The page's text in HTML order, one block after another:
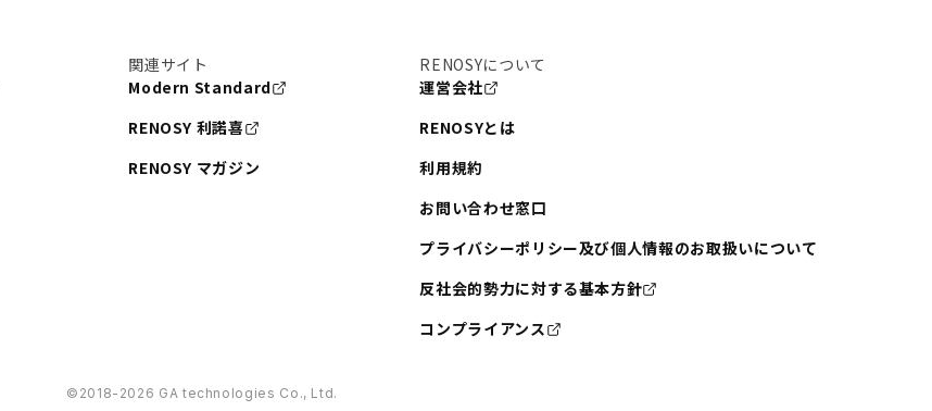
関連サイト
Modern Standard
RENOSY 利諾喜
RENOSY マガジン
RENOSYについて
運営会社
RENOSYとは
利用規約
お問い合わせ窓口
プライバシーポリシー及び個人情報のお取扱いについて
反社会的勢力に対する基本方針
コンプライアンス
©︎2018-2026 GA technologies Co., Ltd.